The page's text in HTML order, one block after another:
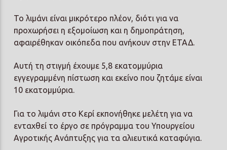
Το λιμάνι είναι μικρότερο πλέον, διότι για να
προχωρήσει η εξομοίωση και η δημοπράτηση,
αφαιρέθηκαν οικόπεδα που ανήκουν στην ΕΤΑΔ.
Αυτή τη στιγμή έχουμε 5,8 εκατομμύρια
εγγεγραμμένη πίστωση και εκείνο που ζητάμε είναι
10 εκατομμύρια.
Για το λιμάνι στο Κερί εκπονήθηκε μελέτη για να
ενταχθεί το έργο σε πρόγραμμα του Υπουργείου
Αγροτικής Ανάπτυξης για τα αλιευτικά καταφύγια.